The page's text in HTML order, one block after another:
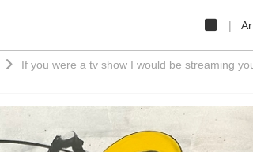
If you were a tv show I would be streaming